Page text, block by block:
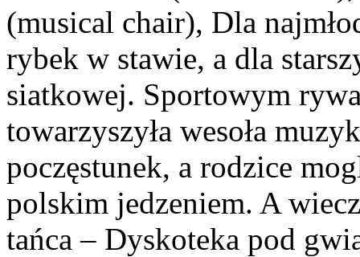
(musical chair), Dla
rybek w stawie, a dla
siatkowej. Sportowym
towarzyszyła wesoła
poczęstunek, a rodzice
polskim jedzeniem. A
tańca – Dyskoteka pod